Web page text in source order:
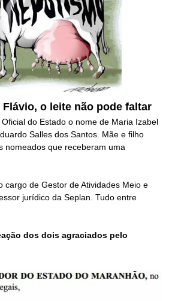
o leite não pode faltar
do Estado o nome de Maria Izabel
Salles dos Santos. Mãe e filho
nomeados que receberam uma
cargo de Gestor de Atividades Meio e
jurídico da Seplan. Tudo entre
dos dois agraciados pelo